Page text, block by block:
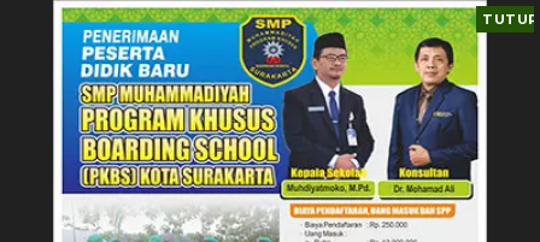
TUTUP